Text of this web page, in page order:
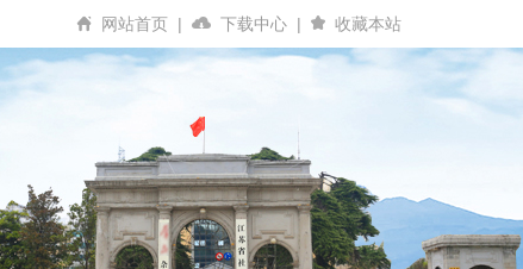
网站首页 | 下载中心 | 收藏本站